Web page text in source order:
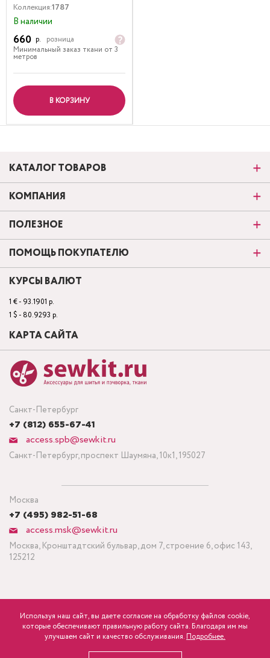
розница Минимальный заказ ткани от 3 метров
Коллекция:1787
В наличии
660 р.
розница
Минимальный заказ ткани от 3
метров
В КОРЗИНУ
Санкт-Петербург
+7 (812) 655-67-41
access.spb@sewkit.ru
Санкт-Петербург, проспект Шаумяна, 10к1, 195027
Москва
+7 (495) 982-51-68
access.msk@sewkit.ru
Москва, Кронштадтский бульвар, дом 7, строение 6, офис 143,
125212
КАТАЛОГ ТОВАРОВ
КОМПАНИЯ
ПОЛЕЗНОЕ
ПОМОЩЬ ПОКУПАТЕЛЮ
КУРСЫ ВАЛЮТ
1 € - 93.1901 р.
1 $ - 80.9293 р.
КАРТА САЙТА
Политика конфиденциальности
ПОДПИСАТЬСЯ НА НОВОСТИ
Используя наш сайт, вы даете согласие на обработку файлов cookie,
которые обеспечивают правильную работу сайта. Благодаря им мы
улучшаем сайт и качество обслуживания. Подробнее.